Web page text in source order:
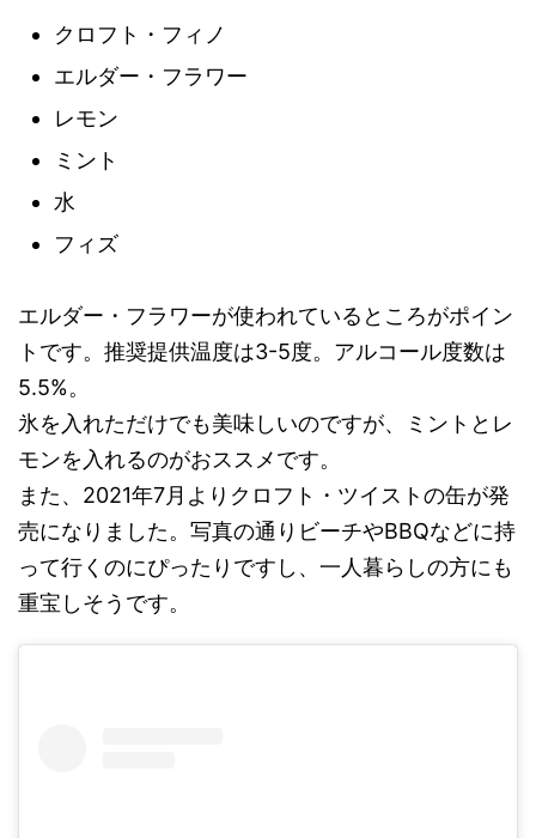
クロフト・フィノ
エルダー・フラワー
レモン
ミント
水
フィズ
エルダー・フラワーが使われているところがポイン
トです。推奨提供温度は3-5度。アルコール度数は
5.5%。
氷を入れただけでも美味しいのですが、ミントとレ
モンを入れるのがおススメです。
また、2021年7月よりクロフト・ツイストの缶が発
売になりました。写真の通りビーチやBBQなどに持
って行くのにぴったりですし、一人暮らしの方にも
重宝しそうです。